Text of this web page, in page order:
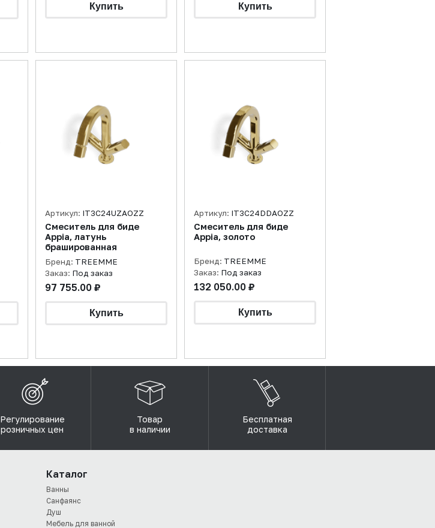
Артикул: IT3C24UZAOZZ
Смеситель для биде
Appia, латунь
брашированная
Бренд: TREEMME
Заказ: Под заказ
97 755.00 ₽
Артикул: IT3C24DDAOZZ
Смеситель для биде
Appia, золото
Бренд: TREEMME
Заказ: Под заказ
132 050.00 ₽
Регулирование
розничных цен
Товар
в наличии
Бесплатная
доставка
Каталог
Ванны
Санфаянс
Душ
Мебель для ванной